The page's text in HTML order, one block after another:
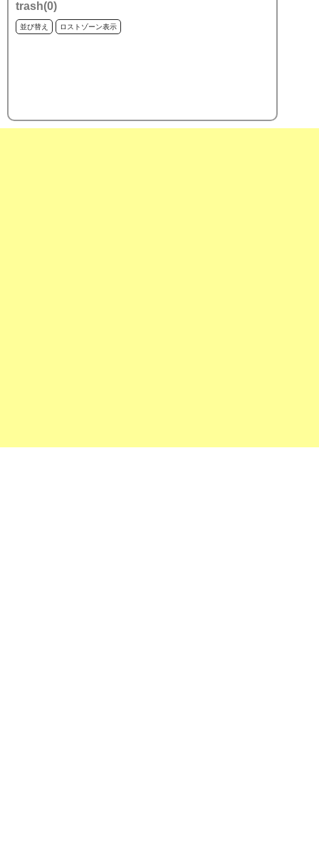
trash(0)
並び替え ロストゾーン表示